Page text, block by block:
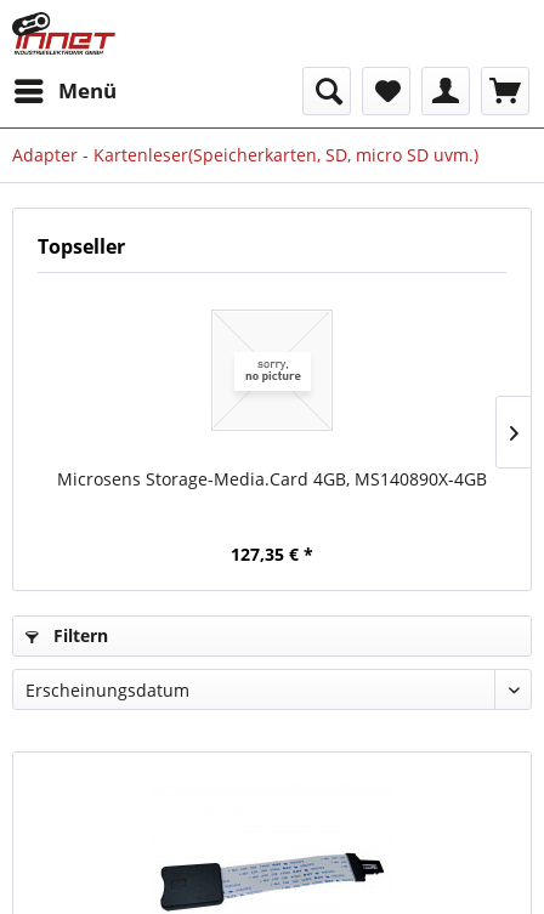
Menü
Adapter - Kartenleser(Speicherkarten, SD, micro SD uvm.)
Topseller
Microsens Storage-Media.Card 4GB, MS140890X-4GB
127,35 € *
Filtern